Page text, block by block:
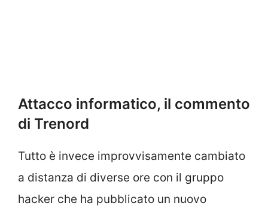
Attacco informatico, il commento
di Trenord
Tutto è invece improvvisamente cambiato
a distanza di diverse ore con il gruppo
hacker che ha pubblicato un nuovo